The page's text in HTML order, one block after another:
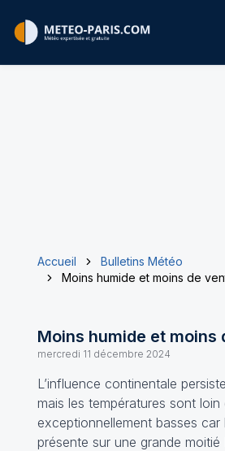
Accueil
Bulletins Météo
Moins humide et moins de
Moins humide et moins
mercredi 11 décembre 2024
L’influence continentale
mais les températures sont loin
exceptionnellement basses car
présente sur une grande